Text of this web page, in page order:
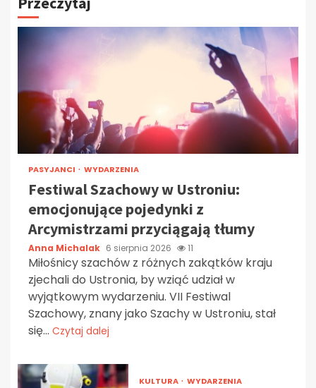
PASYJANCI WYDARZENIA
Festiwal Szachowy w Ustroniu:
emocjonujące pojedynki z
Arcymistrzami przyciągają tłumy
Anna Michalak 6 sierpnia 2026 11
Miłośnicy szachów z różnych zakątków kraju
zjechali do Ustronia, by wziąć udział w
wyjątkowym wydarzeniu. VII Festiwal
Szachowy, znany jako Szachy w Ustroniu, stał
się... Czytaj dalej
KULTURA WYDARZENIA